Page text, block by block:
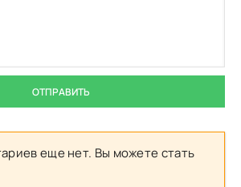
ОТПРАВИТЬ
еще нет. Вы можете стать